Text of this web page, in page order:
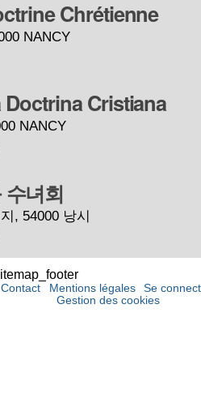
Chrétienne
NANCY
Cristiana
NANCY
녀회
, 54000 낭시
Contact Mentions légales
Se
Gestion des cookies